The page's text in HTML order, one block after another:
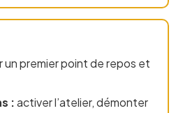
un premier point de repos et
:activer l’atelier, démonter